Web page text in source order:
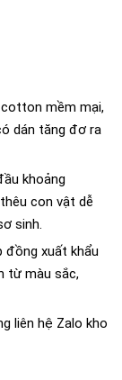
mềm mại,
dán tăng đơ ra
khoảng
con vật dễ
sinh.
đồng xuất khẩu
từ màu sắc,
liên hệ Zalo kho